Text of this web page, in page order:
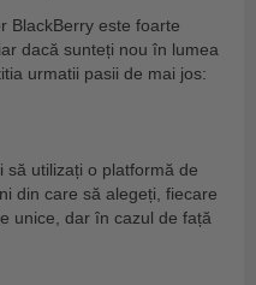
BlackBerry este foarte
dacă sunteți nou în lumea
urmatii pasii de mai jos:
să utilizați o platformă de
din care să alegeți, fiecare
unice, dar în cazul de față